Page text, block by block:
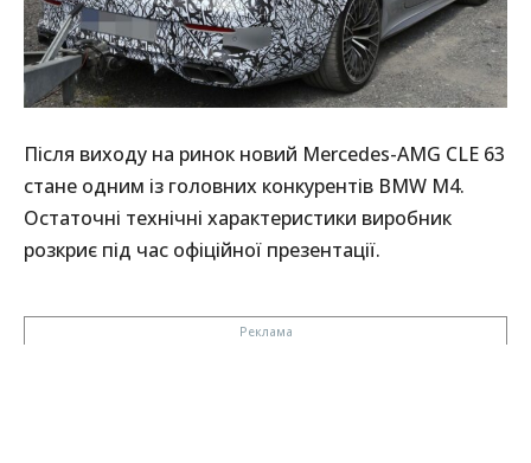
Після виходу на ринок новий Mercedes-AMG CLE 63
стане одним із головних конкурентів BMW M4.
Остаточні технічні характеристики виробник
розкриє під час офіційної презентації.